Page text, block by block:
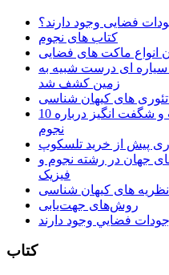
فضایی وجود دارند؟
کتاب های نجوم
انواع ماکت های فضایی
سیاره ای درست شبیه به
زمین کشف شد
های کیهان شناسی
10 واقعیت عجیب و شگفت انگیز درباره
نجوم
پیش از خرید تلسکوپ
جهان در رشته نجوم و
فیزیک
های کیهان شناسی
روش‌های جهت‌یابی
کتاب